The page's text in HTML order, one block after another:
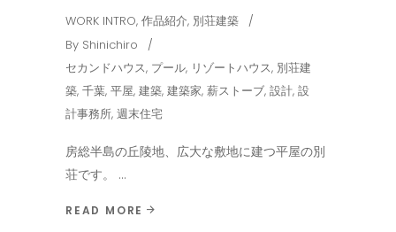
WORK INTRO, 作品紹介, 別荘建築
By Shinichiro
セカンドハウス, プール, リゾートハウス, 別荘建
築, 千葉, 平屋, 建築, 建築家, 薪ストーブ, 設計, 設
計事務所, 週末住宅
房総半島の丘陵地、広大な敷地に建つ平屋の別
荘です。
READ MORE